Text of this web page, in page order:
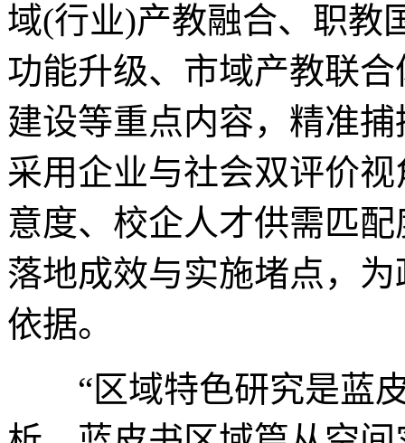
域(行业)产教融合、职教
功能升级、市域产教联
建设等重点内容，精准
采用企业与社会双评价
意度、校企人才供需匹
落地成效与实施堵点，
依据。
“区域特色研究是蓝皮